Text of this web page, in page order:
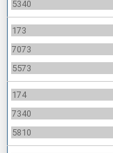
5340
173
7073
5573
174
7340
5810